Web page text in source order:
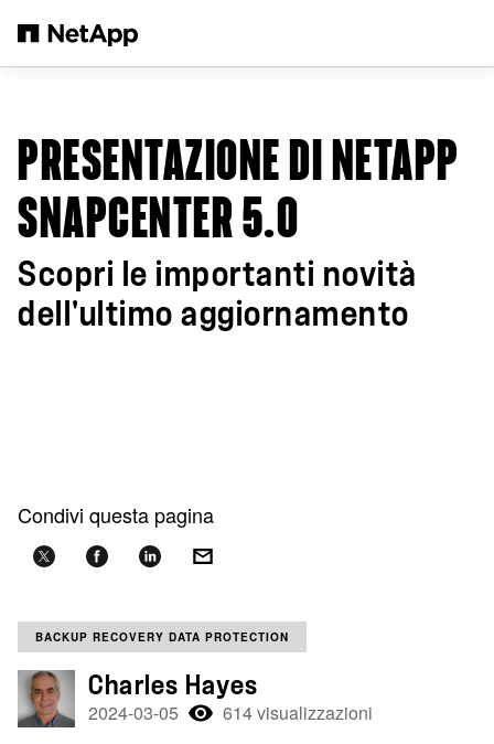
PRESENTAZIONE DI NETAPP
SNAPCENTER 5.0
Scopri le importanti novità
dell'ultimo aggiornamento
Condivi questa pagina
BACKUP RECOVERY DATA PROTECTION
Charles Hayes
2024-03-05 614 visualizzazioni